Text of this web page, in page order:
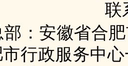
联
：安徽省合
行政服务中